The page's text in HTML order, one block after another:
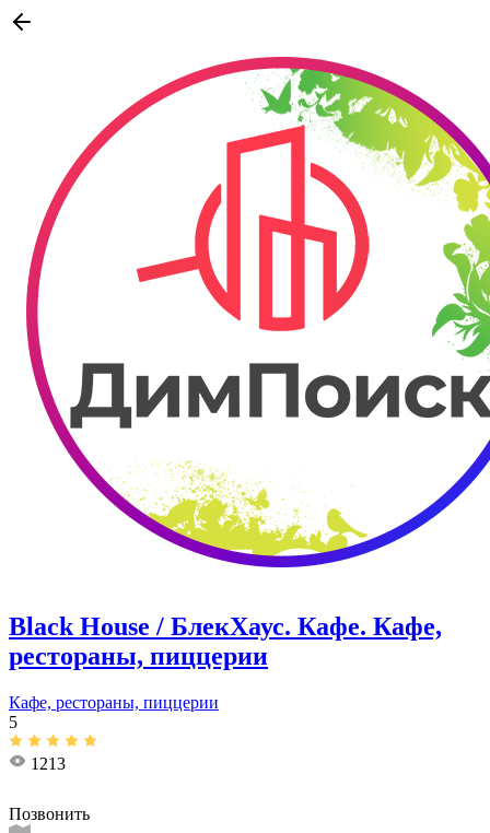
Black House / БлекХаус. Кафе. Кафе,
рестораны, пиццерии
Кафе, рестораны, пиццерии
5
1213
Позвонить